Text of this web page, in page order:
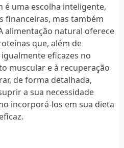
uma escolha inteligente,
financeiras, mas também
alimentação natural oferece
que, além de
eficazes no
muscular e à recuperação
de forma detalhada,
a sua necessidade
incorporá-los em sua dieta